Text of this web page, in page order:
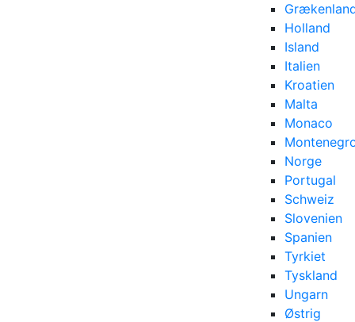
Holland
Island
Italien
Kroatien
Malta
Monaco
Norge
Portugal
Schweiz
Slovenien
Spanien
Tyrkiet
Tyskland
Ungarn
Østrig